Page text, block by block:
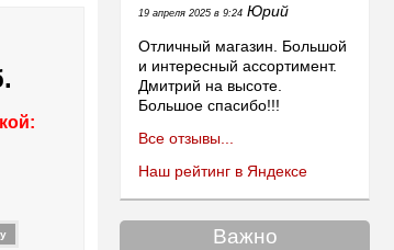
19 апреля 2025 в 9:24 Юрий
Отличный магазин. Большой
и интересный ассортимент.
Дмитрий на высоте.
Большое спасибо!!!
Все отзывы...
Наш рейтинг в Яндексе
Важно